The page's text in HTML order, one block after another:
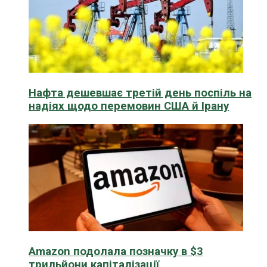
Нафта дешевшає третій день поспіль на
надіях щодо перемовин США й Ірану
Amazon подолала позначку в $3
трильйони капіталізації